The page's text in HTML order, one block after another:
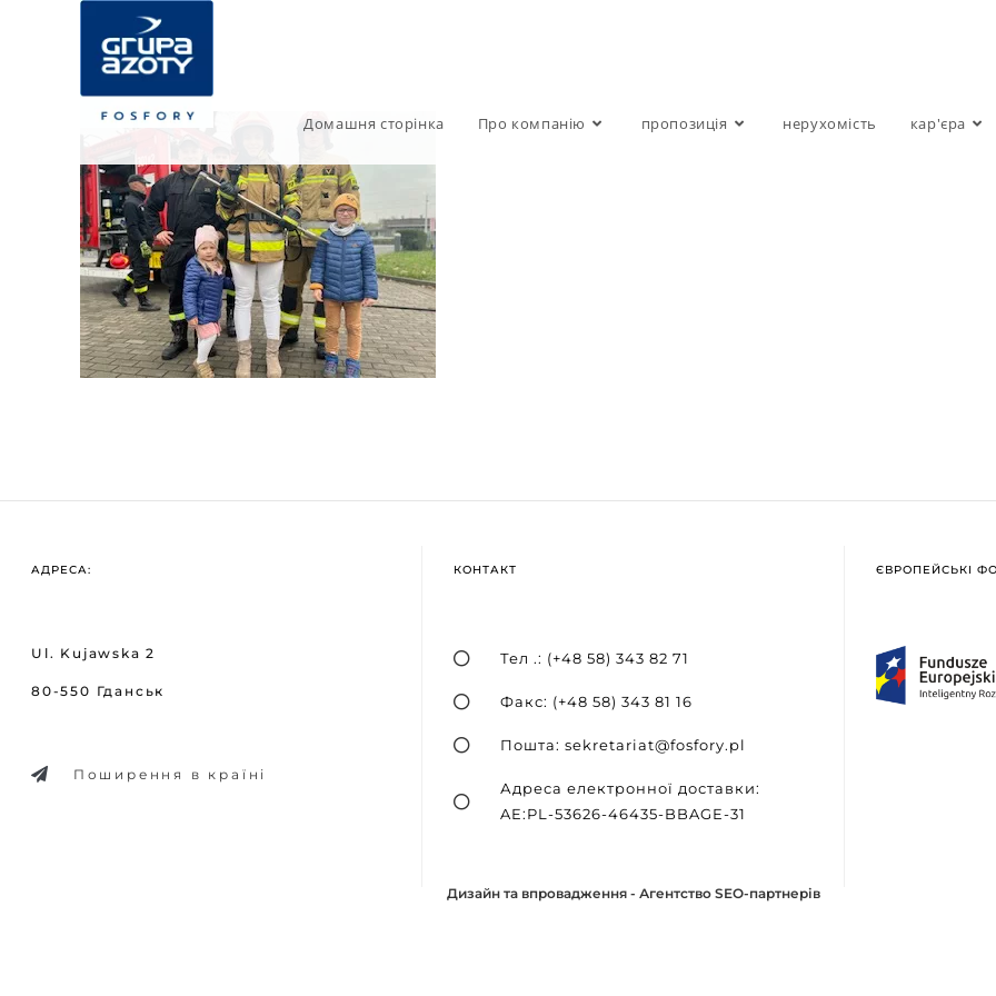
Домашня сторінка Про компанію пропозиція нерухомість кар'єра
АДРЕСА:
Ul. Kujawska 2
80-550 Гданськ
Поширення в країні
КОНТАКТ
Тел .: (+48 58) 343 82 71
Факс: (+48 58) 343 81 16
Пошта: sekretariat@fosfory.pl
Адреса електронної доставки:
AE:PL-53626-46435-BBAGE-31
ЄВРОПЕЙСЬКІ
Дизайн та впровадження - Агентство SEO-партнерів